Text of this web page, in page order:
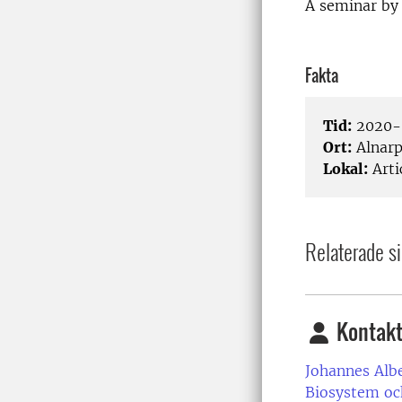
A seminar by
Fakta
Tid:
Ort: Alnarp
Lokal:
Relaterade
Johannes
Biosystem